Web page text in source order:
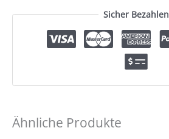
Sicher Bezahlen
Ähnliche Produkte